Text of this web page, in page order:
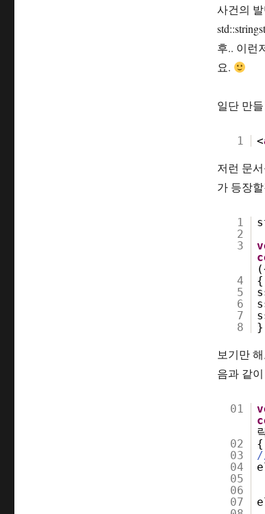
사건의
후.. 이런
요.
일단 만
1 <
저런 문
가 등장
1
2
3
4
{
5
6
7
8
}
보기만
음과 같
01
02
{
03
04
05
06
07